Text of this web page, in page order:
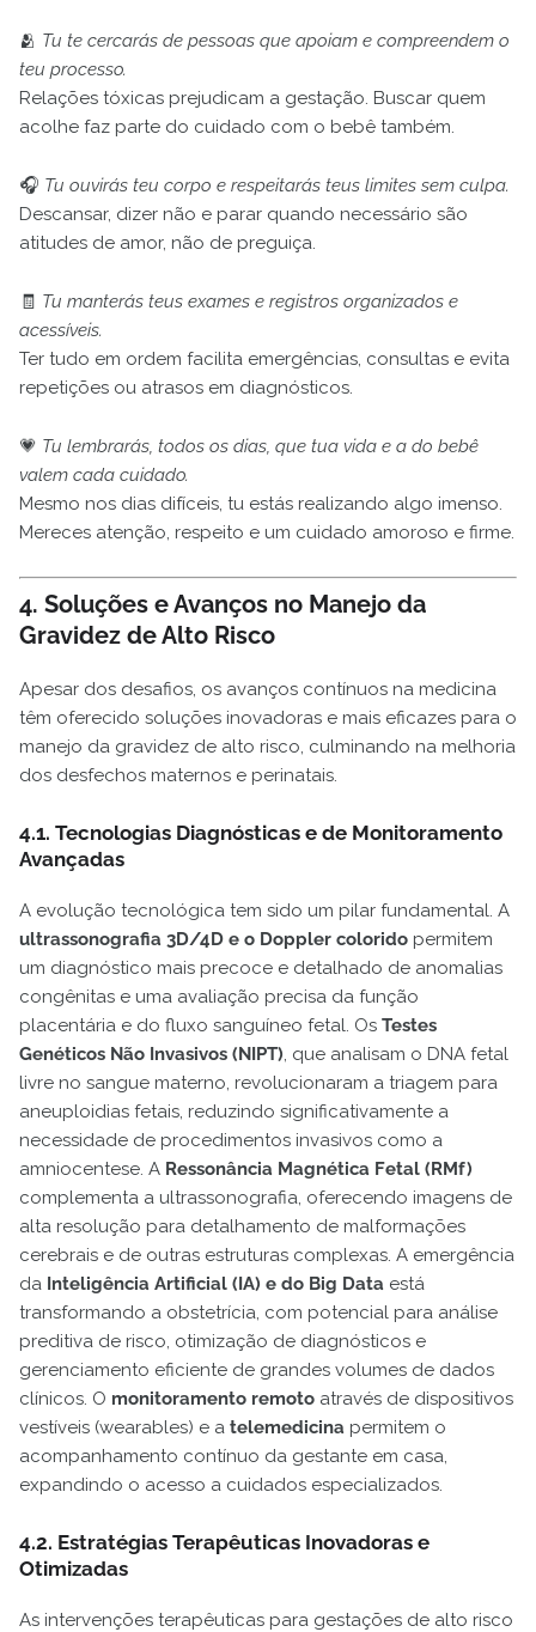
🫂 Tu te cercarás de pessoas que apoiam e compreendem o
teu processo.
Relações tóxicas prejudicam a gestação. Buscar quem
acolhe faz parte do cuidado com o bebê também.
🎧 Tu ouvirás teu corpo e respeitarás teus limites sem culpa.
Descansar, dizer não e parar quando necessário são
atitudes de amor, não de preguiça.
🧾 Tu manterás teus exames e registros organizados e
acessíveis.
Ter tudo em ordem facilita emergências, consultas e evita
repetições ou atrasos em diagnósticos.
💗 Tu lembrarás, todos os dias, que tua vida e a do bebê
valem cada cuidado.
Mesmo nos dias difíceis, tu estás realizando algo imenso.
Mereces atenção, respeito e um cuidado amoroso e firme.
4. Soluções e Avanços no Manejo da
Gravidez de Alto Risco
Apesar dos desafios, os avanços contínuos na medicina
têm oferecido soluções inovadoras e mais eficazes para o
manejo da gravidez de alto risco, culminando na melhoria
dos desfechos maternos e perinatais.
4.1. Tecnologias Diagnósticas e de Monitoramento
Avançadas
A evolução tecnológica tem sido um pilar fundamental. A
ultrassonografia 3D/4D e o Doppler colorido permitem
um diagnóstico mais precoce e detalhado de anomalias
congênitas e uma avaliação precisa da função
placentária e do fluxo sanguíneo fetal. Os Testes
Genéticos Não Invasivos (NIPT) , que analisam o DNA fetal
livre no sangue materno, revolucionaram a triagem para
aneuploidias fetais, reduzindo significativamente a
necessidade de procedimentos invasivos como a
amniocentese. A Ressonância Magnética Fetal (RMf)
complementa a ultrassonografia, oferecendo imagens de
alta resolução para detalhamento de malformações
cerebrais e de outras estruturas complexas. A emergência
da Inteligência Artificial (IA) e do Big Data está
transformando a obstetrícia, com potencial para análise
preditiva de risco, otimização de diagnósticos e
gerenciamento eficiente de grandes volumes de dados
clínicos. O monitoramento remoto através de dispositivos
vestíveis (wearables) e a telemedicina permitem o
acompanhamento contínuo da gestante em casa,
expandindo o acesso a cuidados especializados.
4.2. Estratégias Terapêuticas Inovadoras e
Otimizadas
As intervenções terapêuticas para gestações de alto risco